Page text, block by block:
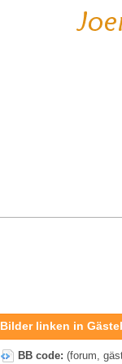
Bilder linken in
BB code: (forum,